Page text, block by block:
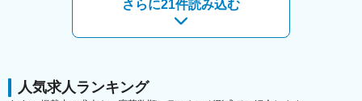
変更の範囲：会社の定める業務
《丁寧な研修・支援体制で成長を応援！》
入社後は2カ月間の研修制度がありますので、未経験の方も安心し
※配属は入社後に確定する予定です。
また、配属後も一人ひとりの知識とスキルレベルを上げるために
さらに21件読み込む
人気求人ランキング